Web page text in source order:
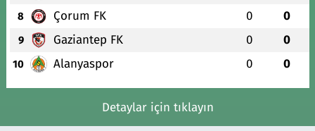
8 Çorum FK 0 0
9 Gaziantep FK 0 0
10 Alanyaspor 0 0
Detaylar için tıklayın